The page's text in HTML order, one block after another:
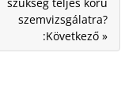
szemvizsgálatra?
:Következő »